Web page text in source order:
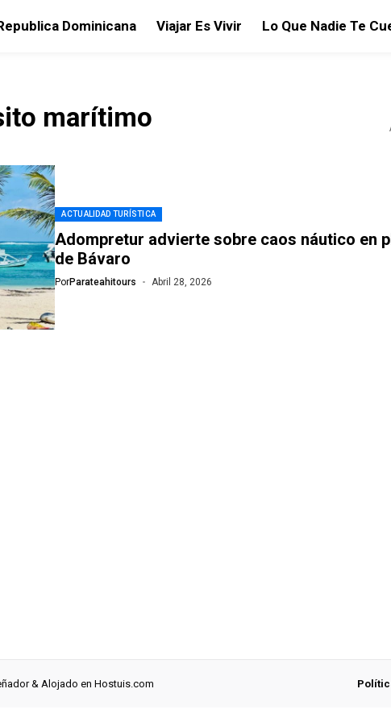
Dominicana Viajar Es Vivir Lo Que Nadie Te
marítimo
ACTUALIDAD TURÍSTICA
Adompretur advierte sobre caos náutico en
de Bávaro
PorParateahitours Abril 28, 2026
& Alojado en Hostuis.com